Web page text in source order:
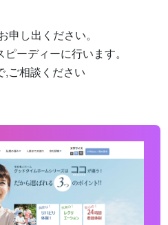
し出ください。
ーディーに行います。
,ご相談ください